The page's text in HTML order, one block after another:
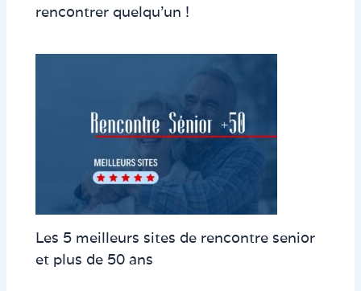
rencontrer quelqu’un !
Les 5 meilleurs sites de rencontre senior
et plus de 50 ans